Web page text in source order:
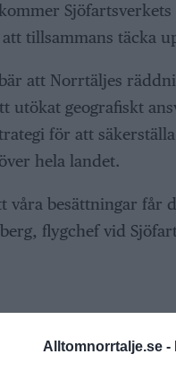
Alltomnorrtalje.se -
tillsammans täcka
att Norrtäljes
utökat geografiskt
för att
hela landet.
våra besättningar får
flygchef vid